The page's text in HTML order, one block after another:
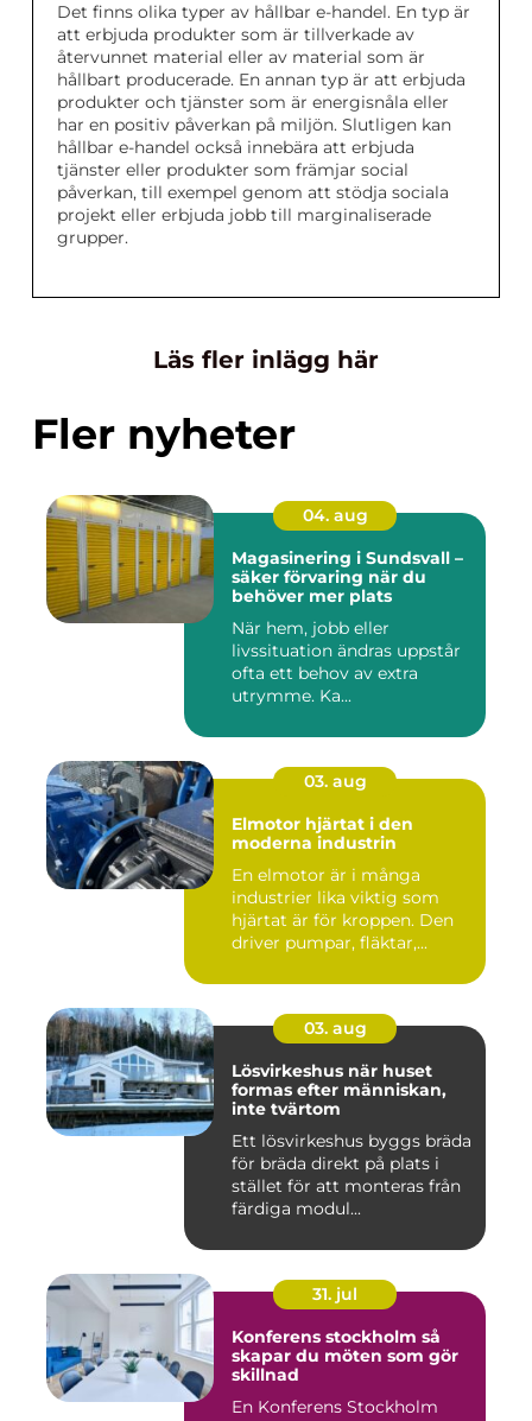
Det finns olika typer av hållbar e-handel. En typ är
att erbjuda produkter som är tillverkade av
återvunnet material eller av material som är
hållbart producerade. En annan typ är att erbjuda
produkter och tjänster som är energisnåla eller
har en positiv påverkan på miljön. Slutligen kan
hållbar e-handel också innebära att erbjuda
tjänster eller produkter som främjar social
påverkan, till exempel genom att stödja sociala
projekt eller erbjuda jobb till marginaliserade
grupper.
Läs fler inlägg här
Fler nyheter
04. aug
Magasinering i Sundsvall –
säker förvaring när du
behöver mer plats
När hem, jobb eller
livssituation ändras uppstår
ofta ett behov av extra
utrymme. Ka...
03. aug
Elmotor hjärtat i den
moderna industrin
En elmotor är i många
industrier lika viktig som
hjärtat är för kroppen. Den
driver pumpar, fläktar,...
03. aug
Lösvirkeshus när huset
formas efter människan,
inte tvärtom
Ett lösvirkeshus byggs bräda
för bräda direkt på plats i
stället för att monteras från
färdiga modul...
31. jul
Konferens stockholm så
skapar du möten som gör
skillnad
En Konferens Stockholm